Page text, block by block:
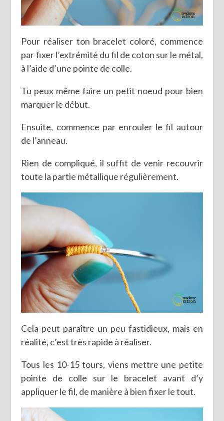
Pour réaliser ton bracelet coloré, commence
par fixer l’extrémité du fil de coton sur le métal,
à l’aide d’une pointe de colle.
Tu peux même faire un petit noeud pour bien
marquer le début.
Ensuite, commence par enrouler le fil autour
de l’anneau.
Rien de compliqué, il suffit de venir recouvrir
toute la partie métallique régulièrement.
Cela peut paraître un peu fastidieux, mais en
réalité, c’est très rapide à réaliser.
Tous les 10-15 tours, viens mettre une petite
pointe de colle sur le bracelet avant d’y
appliquer le fil, de manière à bien fixer le tout.